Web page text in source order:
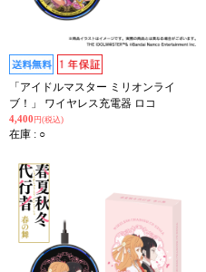
「アイドルマスター ミリオンライ
ブ！」 ワイヤレス充電器 ロコ
4,400 円(税込)
在庫 : ○